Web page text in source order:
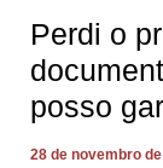
Perdi o
posso
28 de novembro